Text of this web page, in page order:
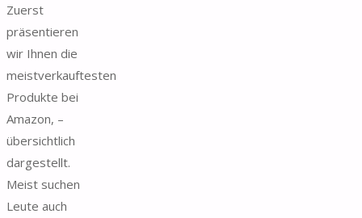
Zuerst
präsentieren
wir Ihnen die
meistverkauftesten
Produkte bei
Amazon, –
übersichtlich
dargestellt.
Meist suchen
Leute auch